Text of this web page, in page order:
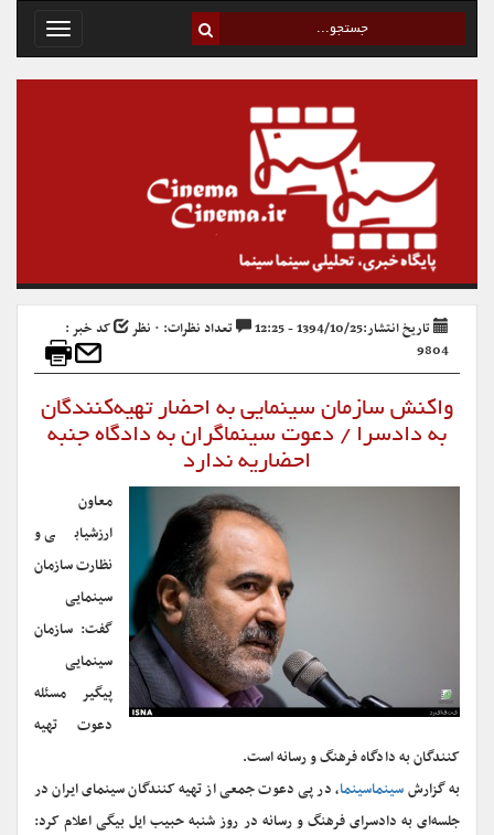
Toggle
تاریخ انتشار:1394/10/25 - 12:25 تعداد نظرات: ۰ نظر
کد خبر :
9804
واکنش سازمان سینمایی به احضار تهیه‌کنندگان
به دادسرا / دعوت سینماگران به دادگاه جنبه
احضاریه ندارد
معاون
ارزشیابی و
نظارت سازمان
سینمایی
گفت: سازمان
سینمایی
پیگیر مسئله
دعوت تهیه
کنندگان به دادگاه فرهنگ و رسانه است.
به گزارشسینماسینما، در پی دعوت جمعی از تهیه کنندگان سینمای ایران در
جلسه‌ای به دادسرای فرهنگ و رسانه در روز شنبه حبیب ایل بیگی اعلام کرد: